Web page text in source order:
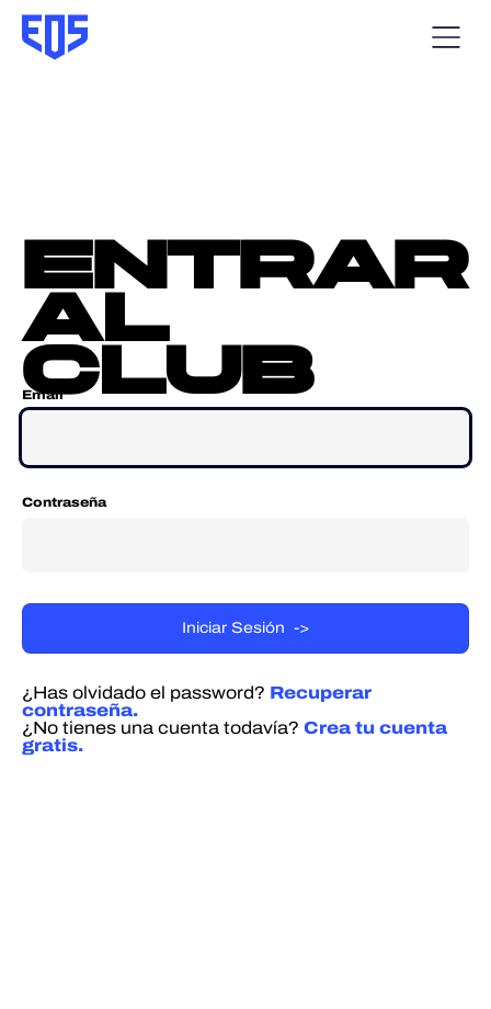
entrar
al
club
Email
Contraseña
¿Has olvidado el password? Recuperar
contraseña.
¿No tienes una cuenta todavía? Crea tu cuenta
gratis.